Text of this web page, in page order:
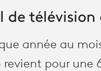
de
année au
pour une